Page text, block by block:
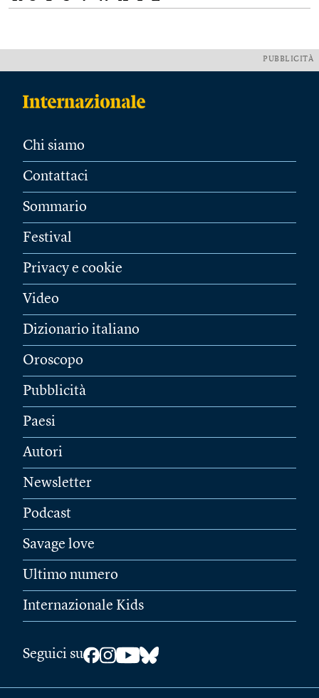
PUBBLICITÀ
Chi siamo
Contattaci
Sommario
Festival
Privacy e cookie
Video
Dizionario italiano
Oroscopo
Pubblicità
Paesi
Autori
Newsletter
Podcast
Savage love
Ultimo numero
Internazionale Kids
Seguici su